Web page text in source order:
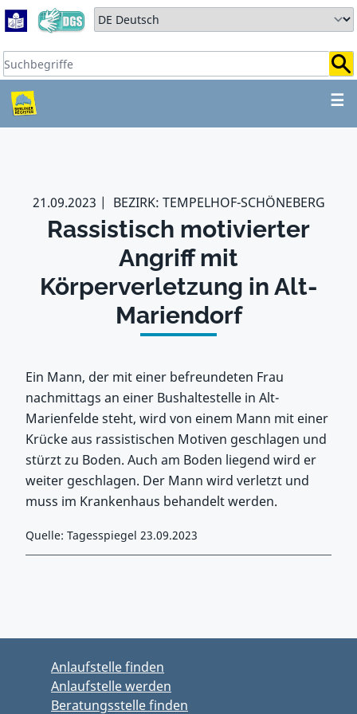
Zum Hauptbereich springen
Zum Hauptmenü springen
Sprache auswählen:
Suchbegriffe:
☰
ZUM HAUPTBEREICH
21.09.2023 BEZIRK: TEMPELHOF-SCHÖNEBERG
Rassistisch motivierter
Angriff mit
Körperverletzung in Alt-
Mariendorf
Ein Mann, der mit einer befreundeten Frau
nachmittags an einer Bushaltestelle in Alt-
Marienfelde steht, wird von einem Mann mit einer
Krücke aus rassistischen Motiven geschlagen und
stürzt zu Boden. Auch am Boden liegend wird er
weiter geschlagen. Der Mann wird verletzt und
muss im Krankenhaus behandelt werden.
Quelle: Tagesspiegel 23.09.2023
Anlaufstelle finden
Anlaufstelle werden
Beratungsstelle finden